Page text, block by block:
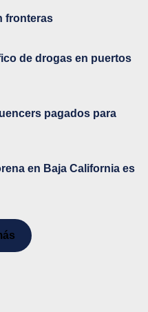
fronteras
de drogas en puertos
pagados para
en Baja California es